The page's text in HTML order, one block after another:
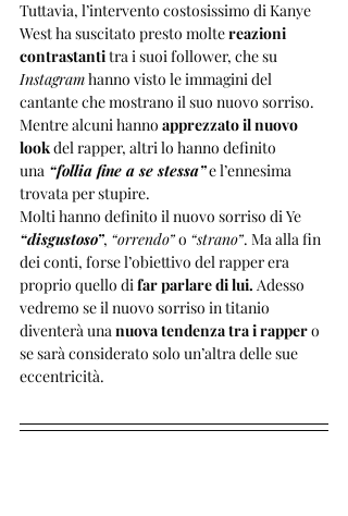
Tuttavia, l’intervento costosissimo di Kanye
West ha suscitato presto molte reazioni
contrastanti tra i suoi follower, che su
Instagram hanno visto le immagini del
cantante che mostrano il suo nuovo sorriso.
Mentre alcuni hanno apprezzato il nuovo
look del rapper, altri lo hanno definito
una “follia fine a se stessa” e l’ennesima
trovata per stupire.
Molti hanno definito il nuovo sorriso di Ye
“disgustoso”, “orrendo” o “strano”. Ma alla fin
dei conti, forse l’obiettivo del rapper era
proprio quello di far parlare di lui. Adesso
vedremo se il nuovo sorriso in titanio
diventerà una nuova tendenza tra i rapper o
se sarà considerato solo un’altra delle sue
eccentricità.